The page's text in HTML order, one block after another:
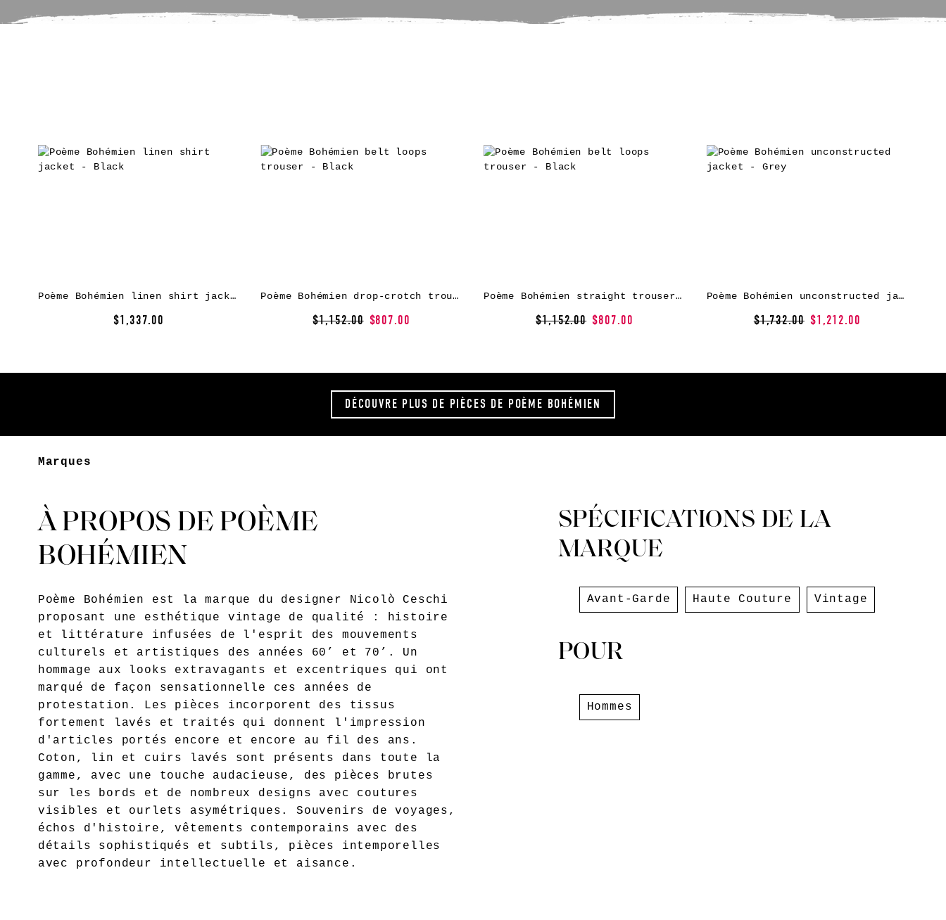
Poème Bohémien linen shirt jacket – Black
$1,337.00
Poème Bohémien drop-crotch trousers – Black
$1,152.00 $807.00
Poème Bohémien straight trousers – Black
$1,152.00 $807.00
Poème Bohémien unconstructed jacket – Grey
$1,732.00 $1,212.00
DÉCOUVRE PLUS DE PIÈCES DE POÈME BOHÉMIEN
Marques
À PROPOS DE POÈME
BOHÉMIEN
Poème Bohémien est la marque du designer Nicolò Ceschi
proposant une esthétique vintage de qualité : histoire
et littérature infusées de l'esprit des mouvements
culturels et artistiques des années 60’ et 70’. Un
hommage aux looks extravagants et excentriques qui ont
marqué de façon sensationnelle ces années de
protestation. Les pièces incorporent des tissus
fortement lavés et traités qui donnent l'impression
d'articles portés encore et encore au fil des ans.
Coton, lin et cuirs lavés sont présents dans toute la
gamme, avec une touche audacieuse, des pièces brutes
sur les bords et de nombreux designs avec coutures
visibles et ourlets asymétriques. Souvenirs de voyages,
échos d'histoire, vêtements contemporains avec des
détails sophistiqués et subtils, pièces intemporelles
avec profondeur intellectuelle et aisance.
SPÉCIFICATIONS DE LA
MARQUE
Avant-Garde Haute Couture Vintage
POUR
Hommes